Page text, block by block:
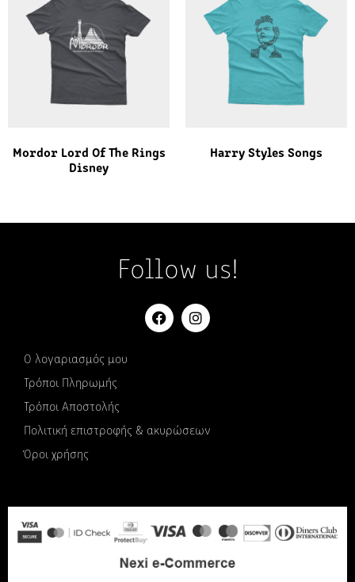
Mordor Lord Of The Rings
Disney
Harry Styles Songs
Follow us!
Ο λογαριασμός μου
Τρόποι Πληρωμής
Τρόποι Αποστολής
Πολιτική επιστροφής & ακυρώσεων
Όροι χρήσης